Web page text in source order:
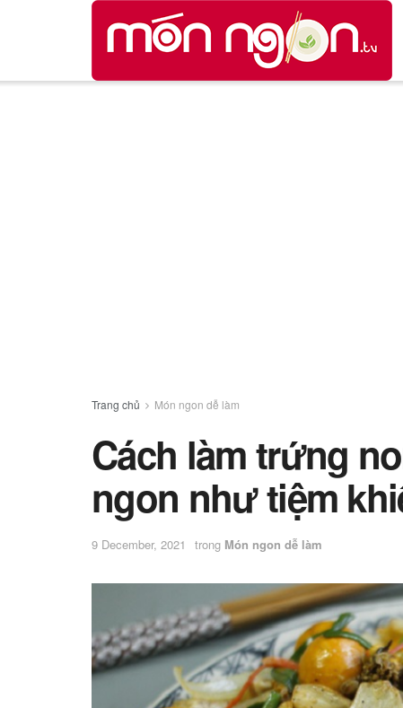
Trang chủ Món ngon dễ làm
Cách làm trứng
ngon như tiệm
9 December, 2021 trong Món ngon dễ làm